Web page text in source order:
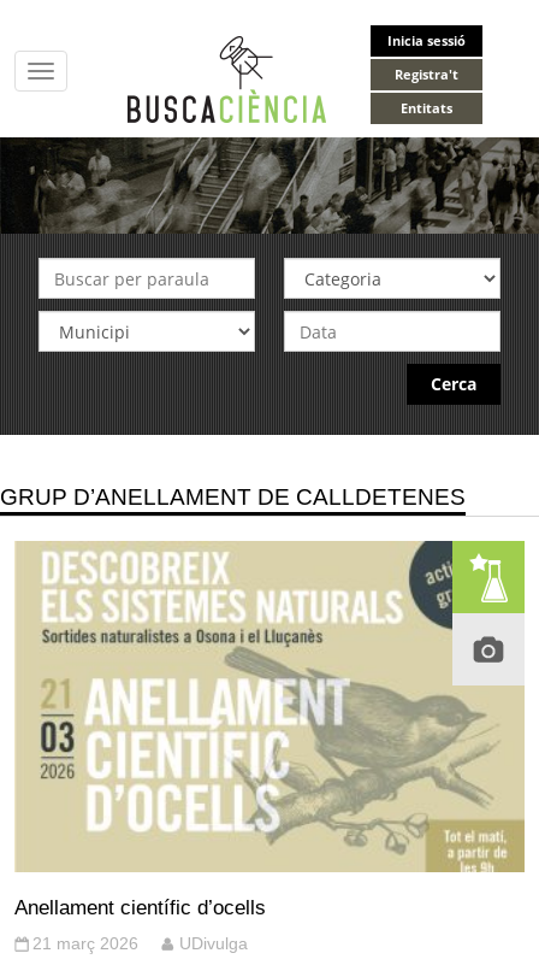
Inicia sessió
Registra't
Entitats
Toggle
navigation
Cerca
GRUP D’ANELLAMENT DE CALLDETENES
Anellament científic d’ocells
21 març 2026 UDivulga